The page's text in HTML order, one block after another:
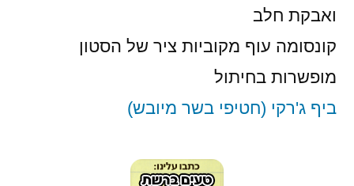
ואבקת חלב
קונסומה עוף מקוביות ציר של הסטון
מופשרות בחיתול
ביף ג'רקי (חטיפי בשר מיובש)